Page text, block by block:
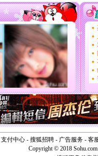
颜！冬去
道一声
[春节]传
片叶子
送你一
[圣诞节]
你太多
要平安
[圣诞节]
能正大
天都要快
[圣诞节]
如意,快
[元旦]看
断电。爱
你是我专
[元旦] 如
起；二是
支付中心- 搜狐招聘- 广告服务- 客
Copyright © 2018